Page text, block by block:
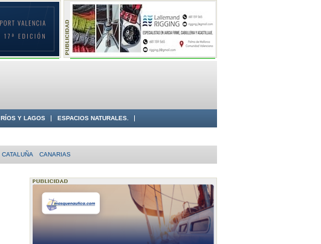
RÍOS Y LAGOS ESPACIOS NATURALES.
CATALUÑA CANARIAS